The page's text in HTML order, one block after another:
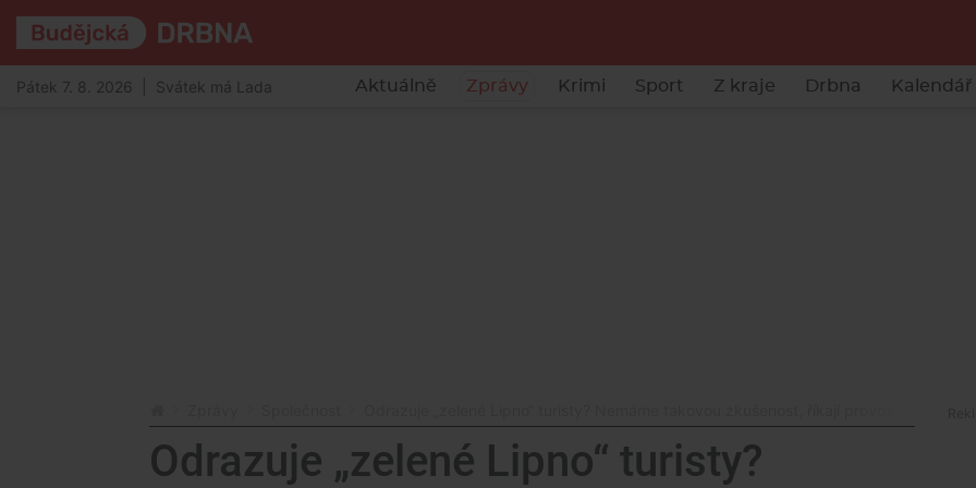
Pátek 7. 8. 2026 | Svátek má Lada Aktuálně Zprávy Krimi Sport Z kraje Drbna Kalendář
Odrazuje „zelené Lipno“ turisty?